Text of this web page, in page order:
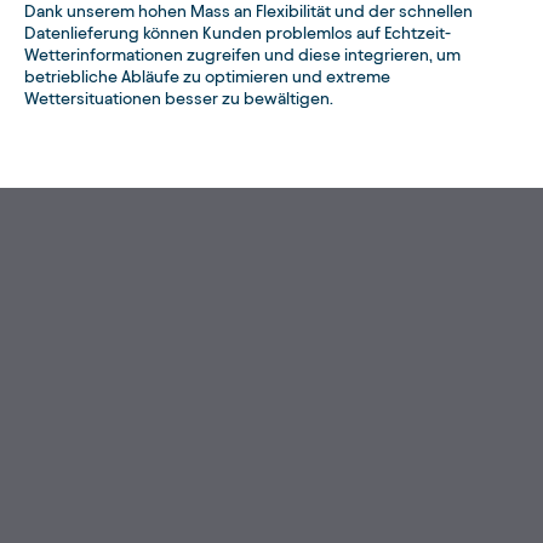
Dank unserem hohen Mass an Flexibilität und der schnellen
Datenlieferung können Kunden problemlos auf Echtzeit-
Wetterinformationen zugreifen und diese integrieren, um
betriebliche Abläufe zu optimieren und extreme
Wettersituationen besser zu bewältigen.